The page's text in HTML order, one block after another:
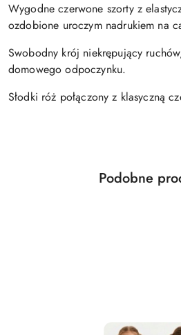
Wygodne czerwone szorty z
ozdobione uroczym nadrukiem na
Swobodny krój niekrępujący
domowego odpoczynku.
Słodki róż połączony z klasyczną
Pomiń karuzelę produktów
Produkty
Podobne